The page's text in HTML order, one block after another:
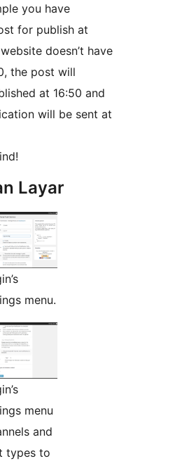
you have
for publish at
doesn’t have
the post will
at 16:50 and
will be sent at
Layar
menu.
menu
and
types to